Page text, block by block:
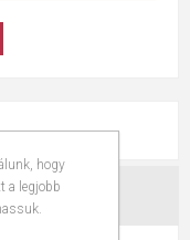
hogy
a legjobb